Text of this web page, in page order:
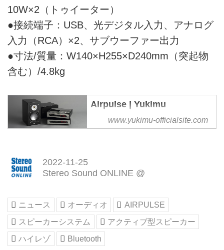
10W×2（トゥイーター）
●接続端子：USB、光デジタル入力、アナログ
入力（RCA）×2、サブウーファー出力
●寸法/質量：W140×H255×D240mm（突起物
含む）/4.8kg
Airpulse | Yukimu
エアパルス・ブランドについて
2004年に設立されたプラチナ
英国のアコースティック・エナジ
ーンズがR&Dのトップとしてエン
ジニアチームを率いています。
www.yukimu-officialsite.com
2022-11-25
Stereo Sound ONLINE @
ニュース オーディオ
AIRPULSE
スピーカーシステム
アクティブ型スピーカー
ハイレゾ
Bluetooth